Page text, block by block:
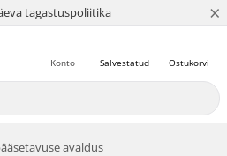
tagastuspoliitika
4.8 paljaks 5 ×
Ostukorvi
Salvestatud
Konto
avaldus